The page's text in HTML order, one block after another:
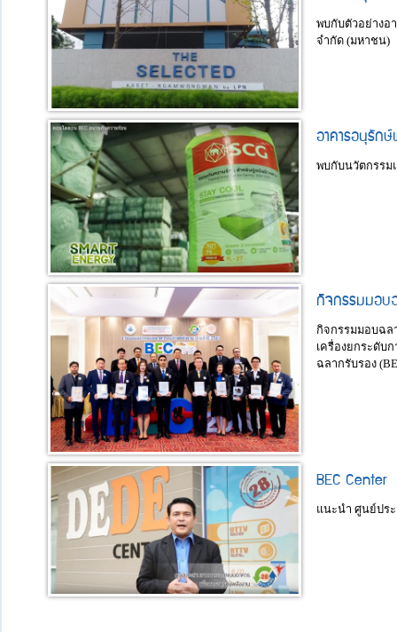
พบกับตัวอย่างอ
จำกัด (มหาชน)
อาคารอนุรัก
พบกับนวัตกรรม
กิจกรรมมอบ
กิจกรรมมอบฉล
เครื่องยกระดับ
ฉลากรับรอง
BEC Center
แนะนำ ศูนย์ปร